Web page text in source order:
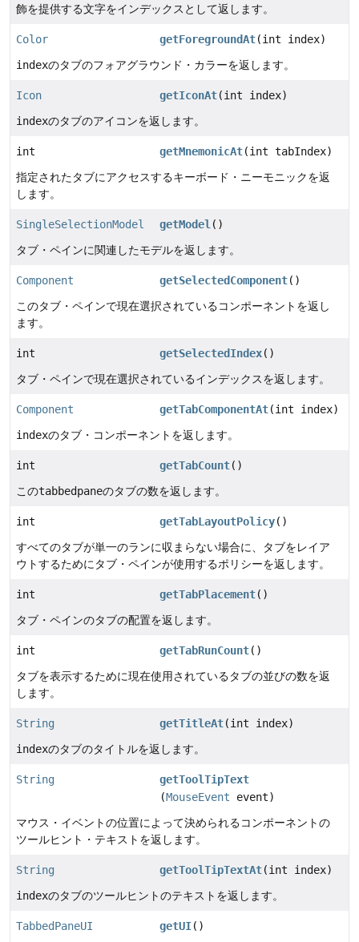
飾を提供する文字をインデックスとして返します。
Color getForegroundAt(int index)
indexのタブのフォアグラウンド・カラーを返します。
Icon getIconAt(int index)
indexのタブのアイコンを返します。
int getMnemonicAt(int tabIndex)
指定されたタブにアクセスするキーボード・ニーモニックを返
します。
SingleSelectionModel getModel ()
タブ・ペインに関連したモデルを返します。
Component getSelectedComponent()
このタブ・ペインで現在選択されているコンポーネントを返し
ます。
int getSelectedIndex()
タブ・ペインで現在選択されているインデックスを返します。
Component getTabComponentAt(int index)
indexのタブ・コンポーネントを返します。
int getTabCount()
このtabbedpaneのタブの数を返します。
int getTabLayoutPolicy()
すべてのタブが単一のランに収まらない場合に、タブをレイア
ウトするためにタブ・ペインが使用するポリシーを返します。
int getTabPlacement()
タブ・ペインのタブの配置を返します。
int getTabRunCount()
タブを表示するために現在使用されているタブの並びの数を返
します。
String getTitleAt(int index)
indexのタブのタイトルを返します。
String
getToolTipText
(MouseEvent event)
マウス・イベントの位置によって決められるコンポーネントの
ツールヒント・テキストを返します。
String getToolTipTextAt(int index)
indexのタブのツールヒントのテキストを返します。
TabbedPaneUI getUI()